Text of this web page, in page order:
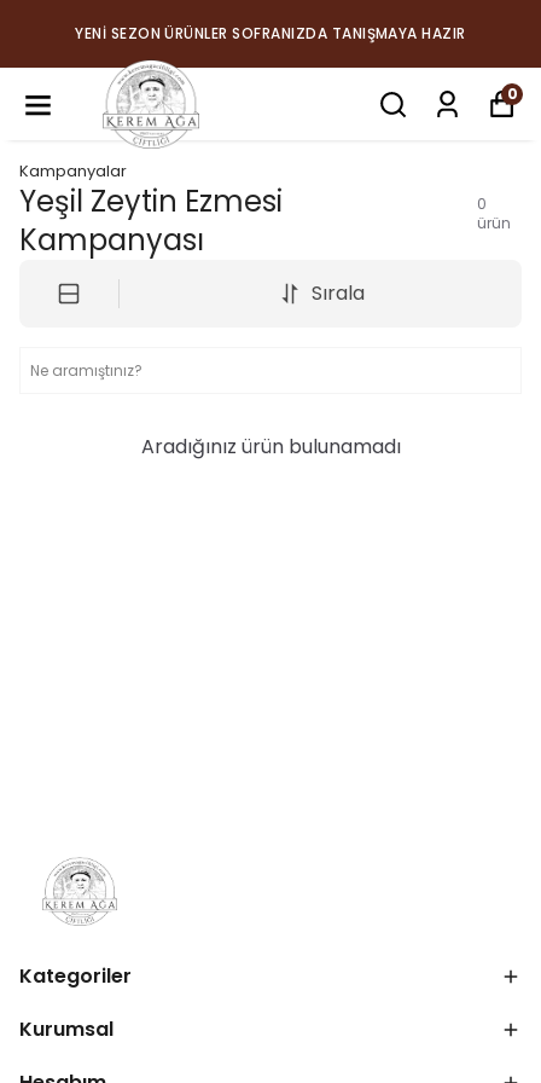
YENİ SEZON ÜRÜNLER SOFRANIZDA TANIŞMAYA HAZIR
0
Kampanyalar
Yeşil Zeytin Ezmesi
Kampanyası
0
ürün
Sırala
Aradığınız ürün bulunamadı
Kategoriler
Kurumsal